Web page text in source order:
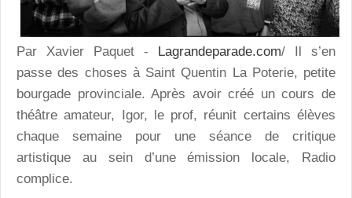
Par Xavier Paquet - Lagrandeparade.com/ Il s’en
passe des choses à Saint Quentin La Poterie, petite
bourgade provinciale. Après avoir créé un cours de
théâtre amateur, Igor, le prof, réunit certains élèves
chaque semaine pour une séance de critique
artistique au sein d’une émission locale, Radio
complice.